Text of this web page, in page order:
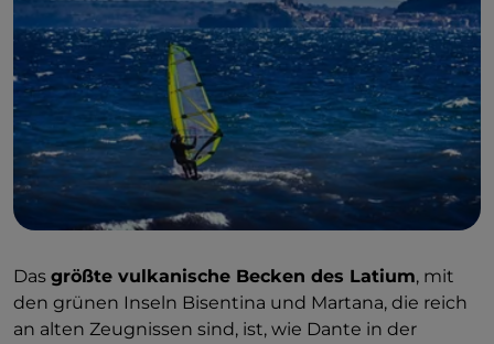
Das größte vulkanische Becken des Latium, mit
den grünen Inseln Bisentina und Martana, die reich
an alten Zeugnissen sind, ist, wie Dante in der